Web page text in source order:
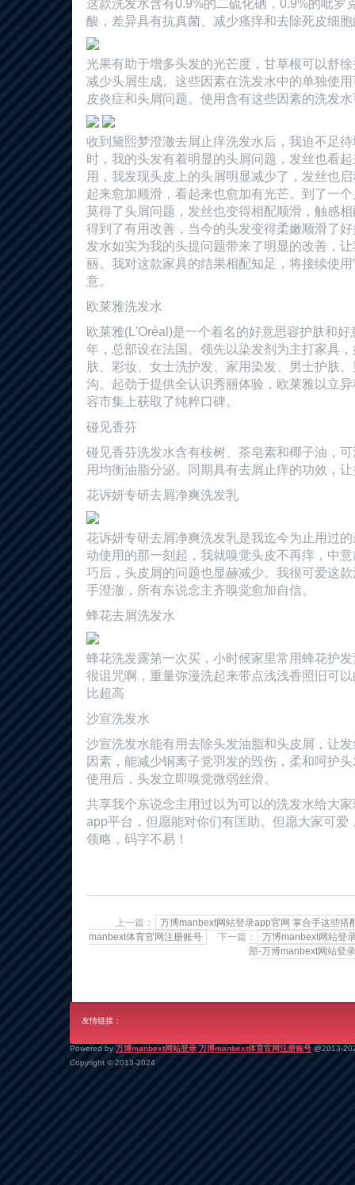
这款洗发水含有0.9%的二硫化硒，0.9%的吡罗
酸，差异具有抗真菌、减少瘙痒和去除死皮细
光果有助于增多头发的光芒度，甘草根可以舒
减少头屑生成。这些因素在洗发水中的单独使
皮炎症和头屑问题。使用含有这些因素的洗发
收到黛熙梦澄澈去屑止痒洗发水后，我迫不足
时，我的头发有着明显的头屑问题，发丝也看
用，我发现头皮上的头屑明显减少了，发丝也
起来愈加顺滑，看起来也愈加有光芒。到了一
莫得了头屑问题，发丝也变得相配顺滑，触感
得到了有用改善，当今的头发变得柔嫩顺滑了
发水如实为我的头提问题带来了明显的改善，
丽。我对这款家具的结果相配知足，将接续使
意。
欧莱雅洗发水
欧莱雅(L'Oréal)是一个着名的好意思容护肤和
年，总部设在法国。领先以染发剂为主打家具
肤、彩妆、女士洗护发、家用染发、男士护肤
沟。起劲于提供全认识秀丽体验，欧莱雅以立
容市集上获取了纯粹口碑。
碰见香芬
碰见香芬洗发水含有桉树、茶皂素和椰子油，
用均衡油脂分泌。同期具有去屑止痒的功效，
花诉妍专研去屑净爽洗发乳
花诉妍专研去屑净爽洗发乳是我迄今为止用过
动使用的那一刻起，我就嗅觉头皮不再痒，中
巧后，头皮屑的问题也显赫减少。我很可爱这
手澄澈，所有东说念主齐嗅觉愈加自信。
蜂花去屑洗发水
蜂花洗发露第一次买，小时候家里常用蜂花护
很诅咒啊，重量弥漫洗起来带点浅浅香照旧可
比超高
沙宣洗发水
沙宣洗发水能有用去除头发油脂和头皮屑，让
因素，能减少铜离子党羽发的毁伤，柔和呵护
使用后，头发立即嗅觉微弱丝滑。
共享我个东说念主用过以为可以的洗发水给大
app平台，但愿能对你们有匡助。但愿大家可爱
领略，码字不易！
上一篇：
万博manbext网站登录app官网 掌合手这些搭
manbext体育官网注册账号
下一篇：
万博manbext网站登
部-万博manbext网站登
友情链接：
Powered by 万博manbext网站登录 万博manbext体育官网注册账号 @2013-
Copyright © 2013-2024